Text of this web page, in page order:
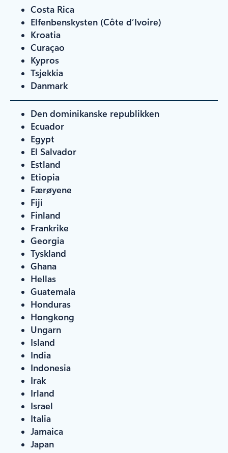
Costa Rica
Elfenbenskysten (Côte d’Ivoire)
Kroatia
Curaçao
Kypros
Tsjekkia
Danmark
Den dominikanske republikken
Ecuador
Egypt
El Salvador
Estland
Etiopia
Færøyene
Fiji
Finland
Frankrike
Georgia
Tyskland
Ghana
Hellas
Guatemala
Honduras
Hongkong
Ungarn
Island
India
Indonesia
Irak
Irland
Israel
Italia
Jamaica
Japan